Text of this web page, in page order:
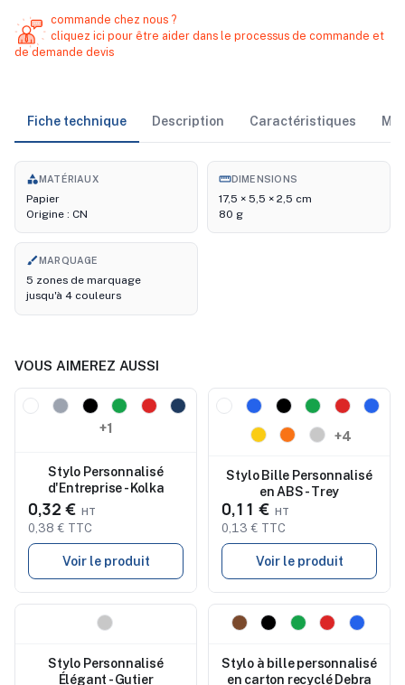
commande chez nous ?
cliquez ici pour être aider dans le processus de commande et
de demande devis
Fiche technique Description Caractéristiques
categoryMATÉRIAUX
Papier
Origine : CN
straightenDIMENSIONS
17,5 × 5,5 × 2,5 cm
80 g
brushMARQUAGE
5 zones de marquage
jusqu'à 4 couleurs
VOUS AIMEREZ AUSSI
Nouveau
+1
Stylo Personnalisé
d'Entreprise - Kolka
0,32 €
0,38 € TTC
Voir le produit
Nouveau
+4
Stylo Bille Personnalisé
en ABS - Trey
0,11 €
0,13 € TTC
Voir le produit
Stylo Personnalisé
Élégant - Gutier
Nouveau
Stylo à bille personnalisé
en carton recyclé Debra